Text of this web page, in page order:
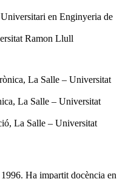
en Enginyeria de
Ramon Llull
La Salle – Universitat
La Salle – Universitat
La Salle – Universitat
Ha impartit docència en